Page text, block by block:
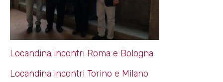
Locandina incontri Roma e Bologna
Locandina incontri Torino e Milano